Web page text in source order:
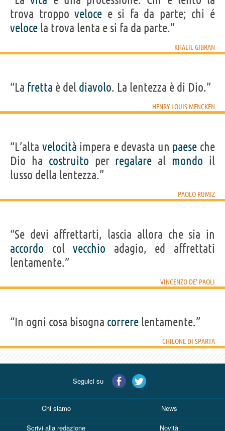
trova troppoveloce e si fa da parte; chi é
veloce la trova lenta e si fa da parte.”
KHALIL GIBRAN
“La fretta è del diavolo. La lentezza è di Dio.”
HENRY LOUIS MENCKEN
“L’alta velocità impera e devasta un paese che
Dio ha costruito per regalare al mondo il
lusso della lentezza.”
PAOLO RUMIZ
“Se devi affrettarti, lascia allora che sia in
accordo colvecchio adagio, ed affrettati
lentamente.”
VINCENZO DE' PAOLI
“In ogni cosa bisogna correre lentamente.”
CHILONE DI SPARTA
Seguici su
Chi siamo News
Scrivi alla redazione Novità